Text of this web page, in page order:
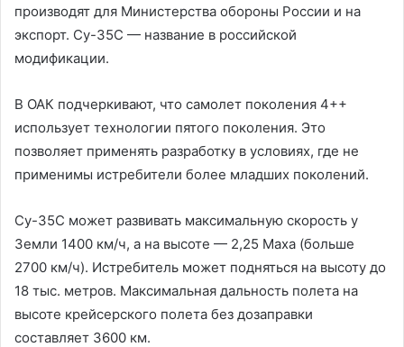
производят для Министерства обороны России и на
экспорт. Су-35С — название в российской
модификации.
В ОАК подчеркивают, что самолет поколения 4++
использует технологии пятого поколения. Это
позволяет применять разработку в условиях, где не
применимы истребители более младших поколений.
Су-35С может развивать максимальную скорость у
Земли 1400 км/ч, а на высоте — 2,25 Маха (больше
2700 км/ч). Истребитель может подняться на высоту до
18 тыс. метров. Максимальная дальность полета на
высоте крейсерского полета без дозаправки
составляет 3600 км.